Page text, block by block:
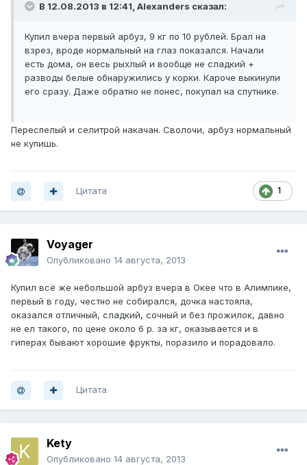
В 12.08.2013 в 12:41, Alexanders сказал:
Купил вчера первый арбуз, 9 кг по 10 рублей. Брал на
взрез, вроде нормальный на глаз показался. Начали
есть дома, он весь рыхлый и вообще не сладкий +
разводы белые обнаружились у корки. Кароче выкинули
его сразу. Даже обратно не понес, покупал на спутнике.
Переспелый и селитрой накачан. Сволочи, арбуз нормальный
не купишь.
1
Цитата
Voyager
Опубликовано 14 августа, 2013
Купил всё же небольшой арбуз вчера в Окее что в Алимпике,
первый в году, честно не собирался, дочка настояла,
оказался отличный, сладкий, сочный и без прожилок, давно
не ел такого, по цене около 6 р. за кг, оказывается и в
гиперах бывают хорошие фрукты, поразило и порадовало.
Цитата
Kety
Опубликовано 14 августа, 2013